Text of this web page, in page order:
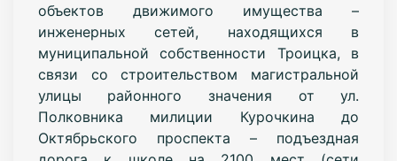
объектов движимого имущества –
инженерных сетей, находящихся в
муниципальной собственности Троицка, в
связи со строительством магистральной
улицы районного значения от ул.
Полковника милиции Курочкина до
Октябрьского проспекта – подъездная